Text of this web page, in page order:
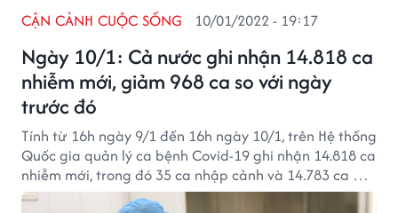
Ngày 10/1: Cả nước ghi nhận 14.818 ca
nhiễm mới, giảm 968 ca so với ngày
trước đó
CẬN CẢNH CUỘC SỐNG 10/01/2022 - 19:17
Tính từ 16h ngày 9/1 đến 16h ngày 10/1, trên Hệ thống
Quốc gia quản lý ca bệnh Covid-19 ghi nhận 14.818 ca
nhiễm mới, trong đó 35 ca nhập cảnh và 14.783 ca ghi
nhận trong nước (giảm 968 ca so với ngày trước đó)